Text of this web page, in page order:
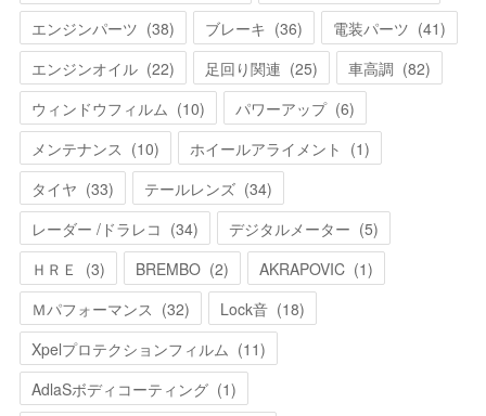
エンジンパーツ (38) ブレーキ (36) 電装パーツ (41)
エンジンオイル (22) 足回り関連 (25) 車高調 (82)
ウィンドウフィルム (10) パワーアップ (6)
メンテナンス (10) ホイールアライメント (1)
タイヤ (33) テールレンズ (34)
レーダー /ドラレコ (34) デジタルメーター (5)
ＨＲＥ
(3) BREMBO (2) AKRAPOVIC (1)
Ｍパフォーマンス (32) Lock音 (18)
Xpelプロテクションフィルム (11)
AdlaSボディコーティング (1)